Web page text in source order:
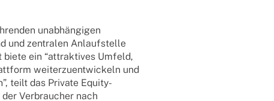
unab­hän­gi­gen
und zentra­len Anlauf­stelle
ein “attrak­ti­ves Umfeld,
weiter­zu­ent­wi­ckeln und
teilt das Private Equity-
Verbrau­cher nach